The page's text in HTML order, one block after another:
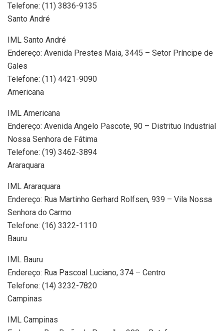
Telefone: (11) 3836-9135
Santo André
IML Santo André
Endereço: Avenida Prestes Maia, 3445 – Setor Príncipe de
Gales
Telefone: (11) 4421-9090
Americana
IML Americana
Endereço: Avenida Angelo Pascote, 90 – Distrituo Industrial
Nossa Senhora de Fátima
Telefone: (19) 3462-3894
Araraquara
IML Araraquara
Endereço: Rua Martinho Gerhard Rolfsen, 939 – Vila Nossa
Senhora do Carmo
Telefone: (16) 3322-1110
Bauru
IML Bauru
Endereço: Rua Pascoal Luciano, 374 – Centro
Telefone: (14) 3232-7820
Campinas
IML Campinas